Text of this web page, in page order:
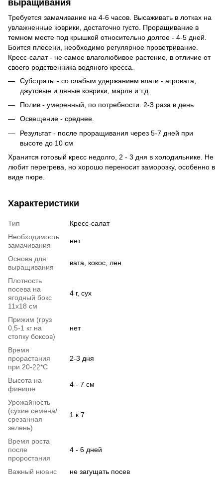
выращивания
Требуется замачивание на 4-6 часов. Высаживать в лотках на
увлажненные коврики, достаточно густо. Проращивание в
темном месте под крышкой относительно долгое - 4-5 дней.
Боится плесени, необходимо регулярное проветривание.
Кресс-салат - не самое влаголюбивое растение, в отличие от
своего родственника водяного кресса.
Субстраты - со слабым удержанием влаги - агровата,
джутовые и ляные коврики, марля и т.д.
Полив - умеренный, по потребности. 2-3 раза в день
Освещение - среднее.
Результат - после проращивания через 5-7 дней при
высоте до 10 см
Хранится готовый кресс недолго, 2 - 3 дня в холодильнике. Не
любит перегрева, но хорошо переносит заморозку, особенно в
виде пюре.
Характеристики
Тип
Кресс-салат
Необходимость
замачивания
нет
Основа для
выращивания
вата, кокос, лен
Плотность
посева на
ягодный бокс
11х18 см
4 г, сух
Прижим (груз
0,5-1 кг на
стопку боксов)
нет
Время
прорастания
при 20-22*C
2-3 дня
Высота на
финише
4 - 7 см
Урожайность
(сухие семена/
срезанная
зелень)
1 к 7
Время роста
после
проростания
4 - 6 дней
Важный нюанс не загущать посев